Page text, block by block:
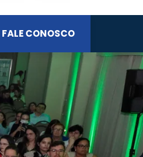
FALE CONOSCO